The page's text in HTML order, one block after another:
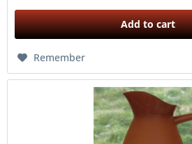
Add to cart
Remember